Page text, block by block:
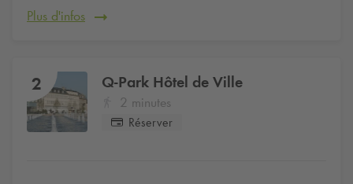
Plus d'infos
2 Q-Park Hôtel de Ville
2 minutes
Réserver